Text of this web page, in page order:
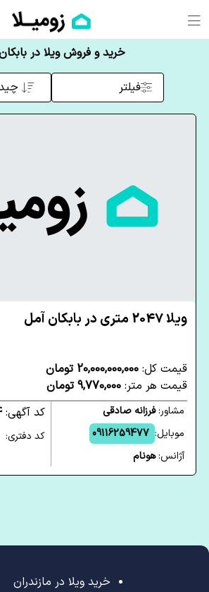
خرید و فروش ویلا در
فیلتر
ویلا 2047 متری در بابکان آمل
قیمت کل: 20,000,000,000 تومان
قیمت هر متر: 9,770,000 تومان
مشاور:فرزانه صادقی
موبایل: 09116259477
آژانس:هونام
کد آگهی:
کد دفتری:
خرید ویلا در مازندران